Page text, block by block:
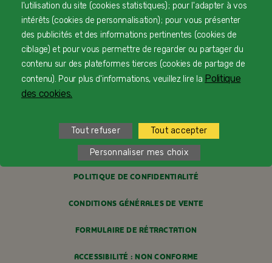
LIVRAISON
PAIEMENT SÉCURISÉ
PROFESSIONNELS DE SANTÉ
MENTIONS LÉGALES
POLITIQUE COOKIES
POLITIQUE DE CONFIDENTIALITÉ
CONDITIONS GÉNÉRALES DE VENTE
FORMULAIRE DE RÉTRACTATION
ACCESSIBILITÉ : NON CONFORME
l'utilisation du site (cookies statistiques) ; pour l'adapter à vos
intérêts (cookies de personnalisation) ; pour vous présenter
des publicités et des informations pertinentes (cookies de
ciblage) et pour vous permettre de regarder ou partager du
contenu sur des plateformes tierces (cookies de partage de
contenu). Pour plus d'informations, veuillez lire la Politique
des cookies.
Tout refuser Tout accepter
Personnaliser mes choix